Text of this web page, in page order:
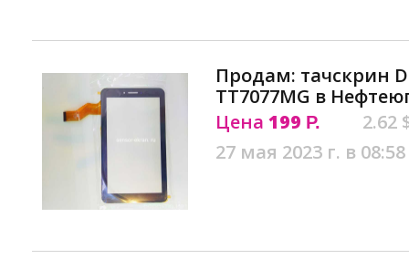
Продам: тачскрин
ТТ7077MG в
Цена 199 Р.
2.62
27 мая 2023 г. в 08:58